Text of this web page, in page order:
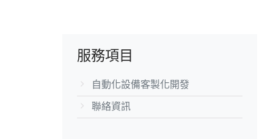
服務項目
自動化設備客製化開發
聯絡資訊